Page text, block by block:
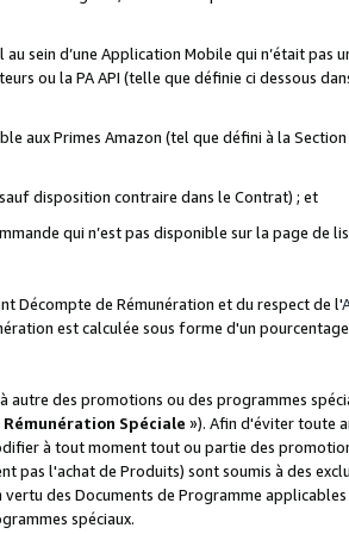
sein d’une Application Mobile qui n’était
ou la PA API (telle que définie ci dessous
aux Primes Amazon (tel que défini à la
disposition contraire dans le Contrat) ; et
qui n’est pas disponible sur la page de
Décompte de Rémunération et du respect de l'
est calculée sous forme d'un
autre des promotions ou des programmes
Rémunération Spéciale »). Afin d'éviter toute
à tout moment tout ou partie des
pas l'achat de Produits) sont soumis à des
des Documents de Programme
spéciaux.